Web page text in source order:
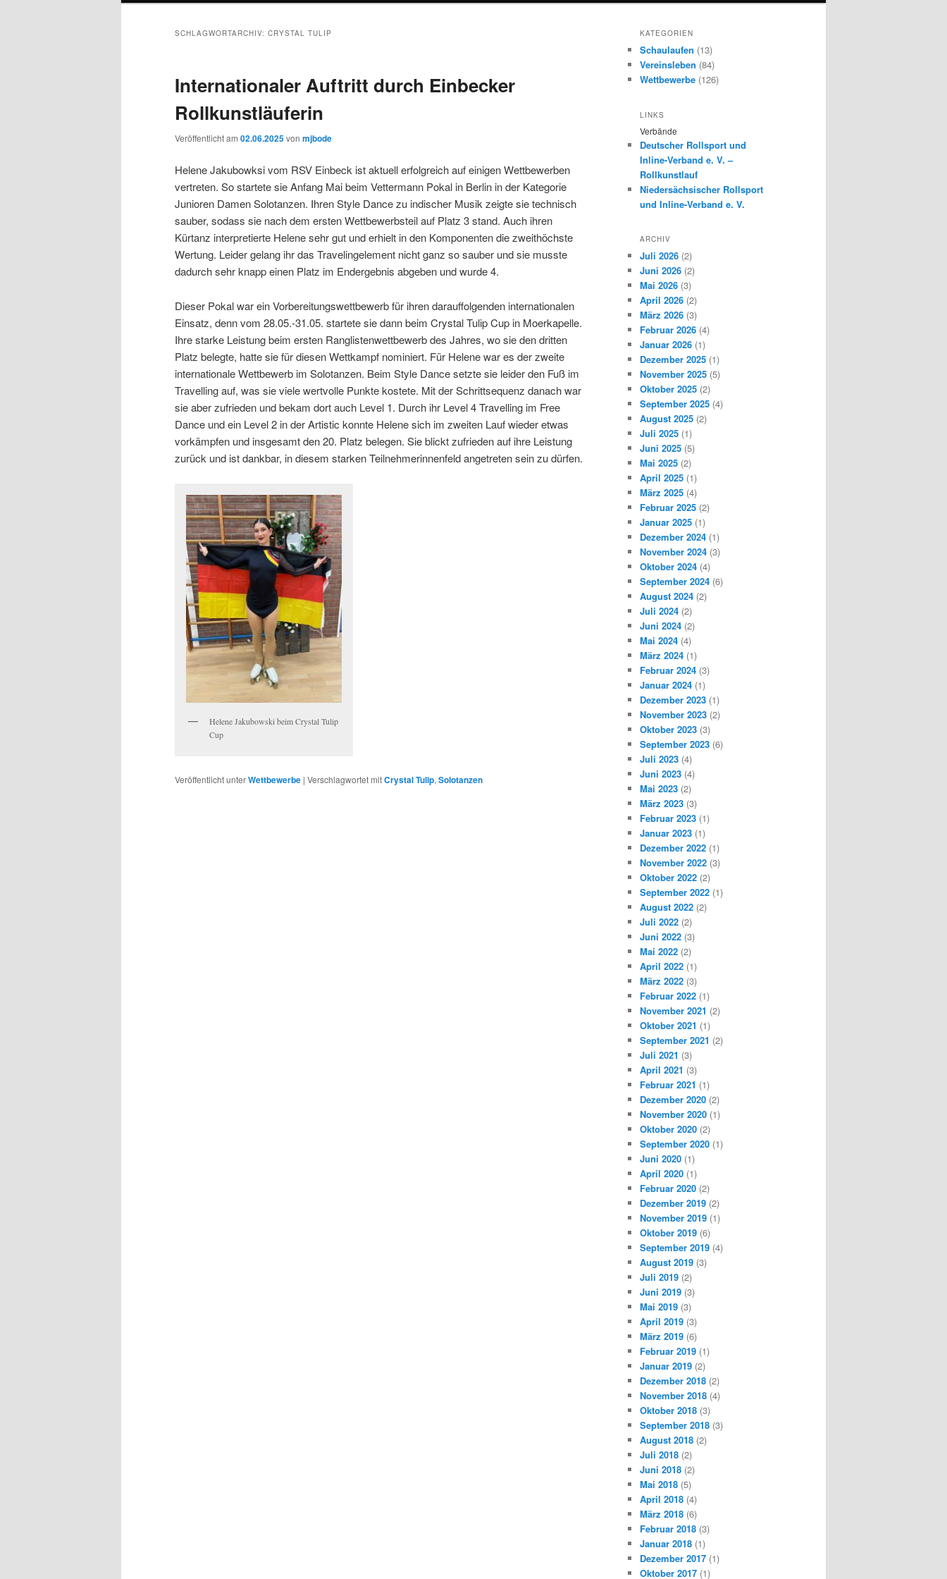
SCHLAGWORTARCHIV: CRYSTAL TULIP
Internationaler Auftritt durch Einbecker
Rollkunstläuferin
Veröffentlicht am 02.06.2025von mjbode
Helene Jakubowksi vom RSV Einbeck ist aktuell erfolgreich auf einigen Wettbewerben
vertreten. So startete sie Anfang Mai beim Vettermann Pokal in Berlin in der Kategorie
Junioren Damen Solotanzen. Ihren Style Dance zu indischer Musik zeigte sie technisch
sauber, sodass sie nach dem ersten Wettbewerbsteil auf Platz 3 stand. Auch ihren
Kürtanz interpretierte Helene sehr gut und erhielt in den Komponenten die zweithöchste
Wertung. Leider gelang ihr das Travelingelement nicht ganz so sauber und sie musste
dadurch sehr knapp einen Platz im Endergebnis abgeben und wurde 4.
Dieser Pokal war ein Vorbereitungswettbewerb für ihren darauffolgenden internationalen
Einsatz, denn vom 28.05.-31.05. startete sie dann beim Crystal Tulip Cup in Moerkapelle.
Ihre starke Leistung beim ersten Ranglistenwettbewerb des Jahres, wo sie den dritten
Platz belegte, hatte sie für diesen Wettkampf nominiert. Für Helene war es der zweite
internationale Wettbewerb im Solotanzen. Beim Style Dance setzte sie leider den Fuß im
Travelling auf, was sie viele wertvolle Punkte kostete. Mit der Schrittsequenz danach war
sie aber zufrieden und bekam dort auch Level 1. Durch ihr Level 4 Travelling im Free
Dance und ein Level 2 in der Artistic konnte Helene sich im zweiten Lauf wieder etwas
vorkämpfen und insgesamt den 20. Platz belegen. Sie blickt zufrieden auf ihre Leistung
zurück und ist dankbar, in diesem starken Teilnehmerinnenfeld angetreten sein zu dürfen.
Helene Jakubowski beim Crystal Tulip
Cup
Veröffentlicht unterWettbewerbe | Verschlagwortet mitCrystal Tulip, Solotanzen
KATEGORIEN
Schaulaufen (13)
Vereinsleben (84)
Wettbewerbe (126)
LINKS
Verbände
Deutscher Rollsport und
Inline-Verband e. V. –
Rollkunstlauf
Niedersächsischer Rollsport
und Inline-Verband e. V.
ARCHIV
Juli 2026 (2)
Juni 2026 (2)
Mai 2026 (3)
April 2026 (2)
März 2026 (3)
Februar 2026 (4)
Januar 2026 (1)
Dezember 2025 (1)
November 2025 (5)
Oktober 2025 (2)
September 2025 (4)
August 2025 (2)
Juli 2025 (1)
Juni 2025 (5)
Mai 2025 (2)
April 2025 (1)
März 2025 (4)
Februar 2025 (2)
Januar 2025 (1)
Dezember 2024 (1)
November 2024 (3)
Oktober 2024 (4)
September 2024 (6)
August 2024 (2)
Juli 2024 (2)
Juni 2024 (2)
Mai 2024 (4)
März 2024 (1)
Februar 2024 (3)
Januar 2024 (1)
Dezember 2023 (1)
November 2023 (2)
Oktober 2023 (3)
September 2023 (6)
Juli 2023 (4)
Juni 2023 (4)
Mai 2023 (2)
März 2023 (3)
Februar 2023 (1)
Januar 2023 (1)
Dezember 2022 (1)
November 2022 (3)
Oktober 2022 (2)
September 2022 (1)
August 2022 (2)
Juli 2022 (2)
Juni 2022 (3)
Mai 2022 (2)
April 2022 (1)
März 2022 (3)
Februar 2022 (1)
November 2021 (2)
Oktober 2021 (1)
September 2021 (2)
Juli 2021 (3)
April 2021 (3)
Februar 2021 (1)
Dezember 2020 (2)
November 2020 (1)
Oktober 2020 (2)
September 2020 (1)
Juni 2020 (1)
April 2020 (1)
Februar 2020 (2)
Dezember 2019 (2)
November 2019 (1)
Oktober 2019 (6)
September 2019 (4)
August 2019 (3)
Juli 2019 (2)
Juni 2019 (3)
Mai 2019 (3)
April 2019 (3)
März 2019 (6)
Februar 2019 (1)
Januar 2019 (2)
Dezember 2018 (2)
November 2018 (4)
Oktober 2018 (3)
September 2018 (3)
August 2018 (2)
Juli 2018 (2)
Juni 2018 (2)
Mai 2018 (5)
April 2018 (4)
März 2018 (6)
Februar 2018 (3)
Januar 2018 (1)
Dezember 2017 (1)
Oktober 2017 (1)